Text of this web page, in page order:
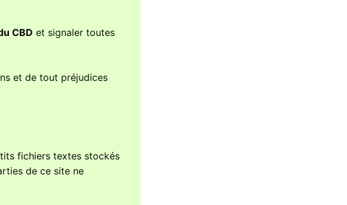
CBD et signaler toutes
et de tout préjudices
fichiers textes stockés
de ce site ne